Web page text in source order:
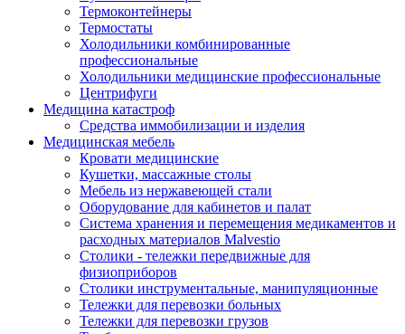
Термоконтейнеры
Термостаты
Холодильники комбинированные
профессиональные
Холодильники медицинские профессиональные
Центрифуги
Медицина катастроф
Средства иммобилизации и изделия
Медицинская мебель
Кровати медицинские
Кушетки, массажные столы
Мебель из нержавеющей стали
Оборудование для кабинетов и палат
Система хранения и перемещения медикаментов и
расходных материалов Malvestio
Столики - тележки передвижные для
физиоприборов
Столики инструментальные, манипуляционные
Тележки для перевозки больных
Тележки для перевозки грузов